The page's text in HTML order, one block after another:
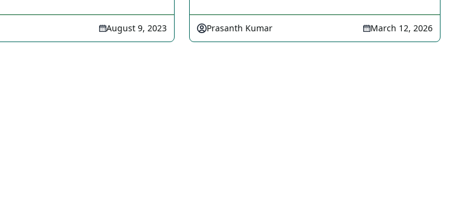
August 9, 2023 Prasanth Kumar March 12, 2026